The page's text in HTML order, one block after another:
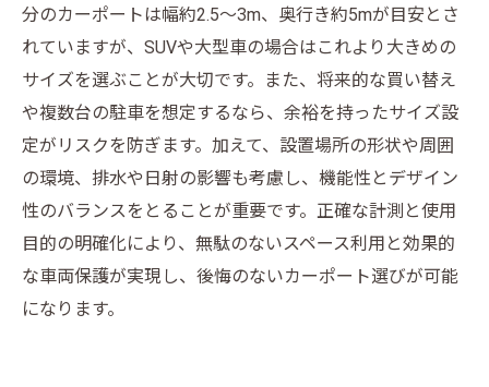
分のカーポートは幅約2.5～3m、奥行き約5mが目安とさ
れていますが、SUVや大型車の場合はこれより大きめの
サイズを選ぶことが大切です。また、将来的な買い替え
や複数台の駐車を想定するなら、余裕を持ったサイズ設
定がリスクを防ぎます。加えて、設置場所の形状や周囲
の環境、排水や日射の影響も考慮し、機能性とデザイン
性のバランスをとることが重要です。正確な計測と使用
目的の明確化により、無駄のないスペース利用と効果的
な車両保護が実現し、後悔のないカーポート選びが可能
になります。